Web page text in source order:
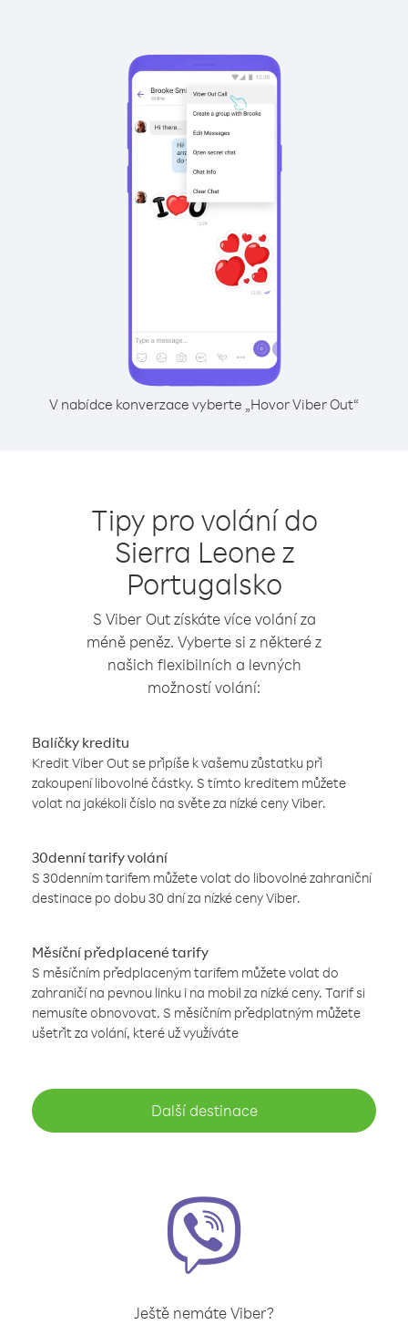
V nabídce konverzace vyberte „Hovor Viber Out“
Tipy pro volání do
Sierra Leone z
Portugalsko
S Viber Out získáte více volání za
méně peněz. Vyberte si z některé z
našich flexibilních a levných
možností volání:
Balíčky kreditu
Kredit Viber Out se připíše k vašemu zůstatku při
zakoupení libovolné částky. S tímto kreditem můžete
volat na jakékoli číslo na světe za nízké ceny Viber.
30denní tarify volání
S 30denním tarifem můžete volat do libovolné zahraniční
destinace po dobu 30 dní za nízké ceny Viber.
Měsíční předplacené tarify
S měsíčním předplaceným tarifem můžete volat do
zahraničí na pevnou linku i na mobil za nízké ceny. Tarif si
nemusíte obnovovat. S měsíčním předplatným můžete
ušetřit za volání, které už využíváte
Další destinace
Ještě nemáte Viber?